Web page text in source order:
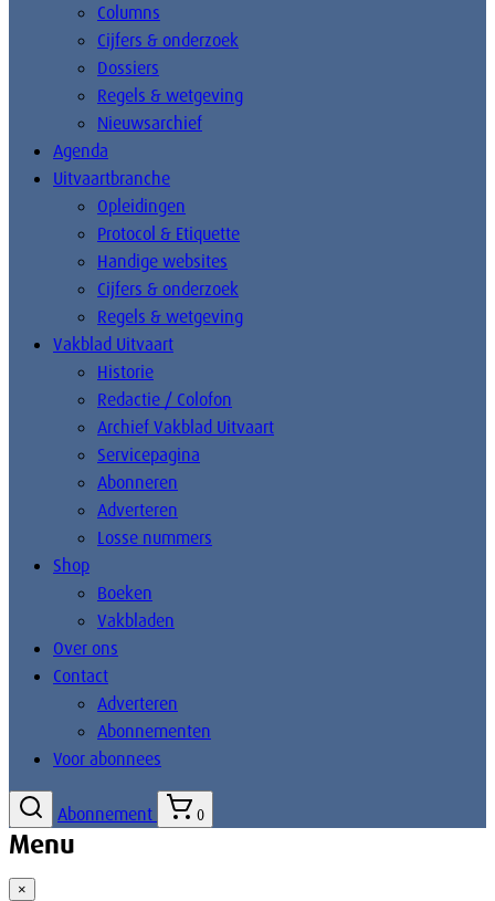
Columns
Cijfers & onderzoek
Dossiers
Regels & wetgeving
Nieuwsarchief
Agenda
Uitvaartbranche
Opleidingen
Protocol & Etiquette
Handige websites
Cijfers & onderzoek
Regels & wetgeving
Vakblad Uitvaart
Historie
Redactie / Colofon
Archief Vakblad Uitvaart
Servicepagina
Abonneren
Adverteren
Losse nummers
Shop
Boeken
Vakbladen
Over ons
Contact
Adverteren
Abonnementen
Voor abonnees
Abonnement 0
Menu
×